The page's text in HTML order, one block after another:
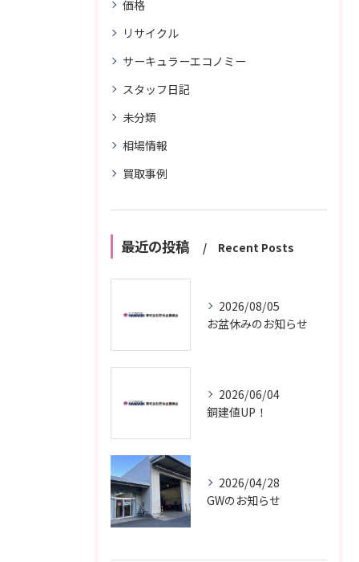
価格
リサイクル
サーキュラーエコノミー
スタッフ日記
未分類
相場情報
買取事例
最近の投稿 Recent Posts
2026/08/05
お盆休みのお知らせ
2026/06/04
銅建値UP！
2026/04/28
GWのお知らせ